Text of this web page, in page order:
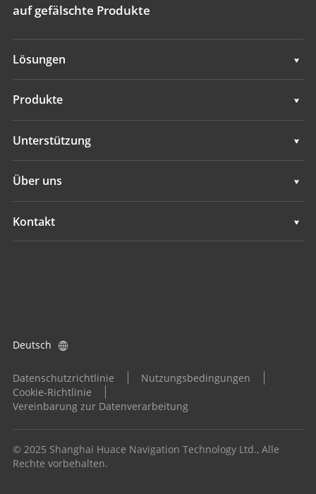
auf gefälschte Produkte
Lösungen
Lösungen
Produkte
Automatische Lenkungssysteme
Bodennivellierungssysteme
Unterstützung
Über uns
Übersicht
Kontakt
Datenschutzrichtlinie
Nutzungsbedingungen
Cookie-Richtlinie
Vereinbarung zur Datenverarbeitung
Deutsch
© 2025 Shanghai Huace Navigation Technology Ltd., Alle
Rechte vorbehalten.